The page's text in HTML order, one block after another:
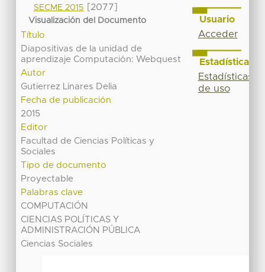
SECME 2015
[2077]
Visualización del Documento
Título
Diapositivas de la unidad de
aprendizaje Computación: Webquest
Autor
Gutierrez Linares Delia
Fecha de publicación
2015
Editor
Facultad de Ciencias Políticas y
Sociales
Tipo de documento
Proyectable
Palabras clave
COMPUTACIÓN
CIENCIAS POLÍTICAS Y
ADMINISTRACIÓN PÚBLICA
Ciencias Sociales
Usuario
Acceder
Estadísticas
Estadísticas
de uso